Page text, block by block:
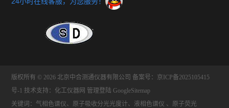
版权所有 © 2026 北京中合测通仪器有限公司 备案号：京ICP备2025105415
号-1 技术支持： 化工仪器网 管理登陆 GoogleSitemap
关键词：气相色谱仪、原子吸收分光光度计、液相色谱仪 、原子荧光